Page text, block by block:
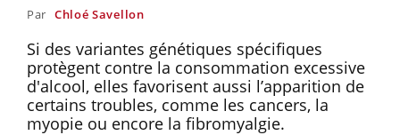
Par Chloé Savellon
Si des variantes génétiques spécifiques
protègent contre la consommation excessive
d'alcool, elles favorisent aussi l’apparition de
certains troubles, comme les cancers, la
myopie ou encore la fibromyalgie.